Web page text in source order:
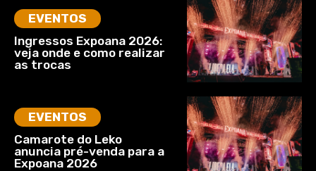
EVENTOS
Ingressos Expoana 2026:
veja onde e como realizar
as trocas
EVENTOS
Camarote do Leko
anuncia pré-venda para a
Expoana 2026